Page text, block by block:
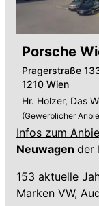
Porsche
Pragerstraße
1210 Wien
Hr. Holzer, Das
(Gewerblicher
Infos zum
Neuwagen der
153 aktuelle
Marken VW,